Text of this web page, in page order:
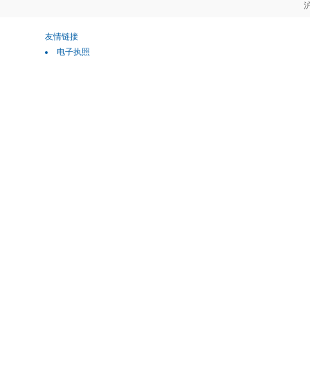
友情链接
电子执照